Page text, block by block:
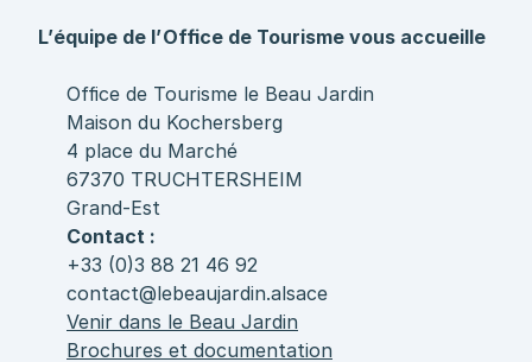
L’équipe de l’Office de Tourisme vous accueille
Office de Tourisme le Beau Jardin
Maison du Kochersberg
4 place du Marché
67370 TRUCHTERSHEIM
Grand-Est
Contact :
+33 (0)3 88 21 46 92
contact@lebeaujardin.alsace
Venir dans le Beau Jardin
Brochures et documentation